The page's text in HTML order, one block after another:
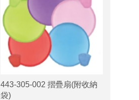
443-305-002 摺疊扇(附收納
袋)